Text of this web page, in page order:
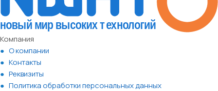
Компания
О компании
Контакты
Реквизиты
Политика обработки персональных данных